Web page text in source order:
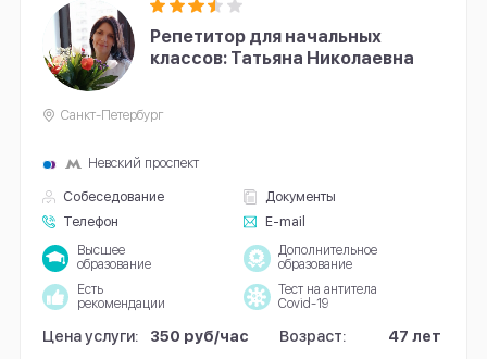
Репетитор для начальных
классов: Татьяна Николаевна
Собеседование
Документы
Телефон
E-mail
Санкт-Петербург
Невский проспект
Высшее
образование
Дополнительное
образование
Есть
рекомендации
Тест на антитела
Covid-19
Цена услуги: 350 руб/час Возраст: 47 лет